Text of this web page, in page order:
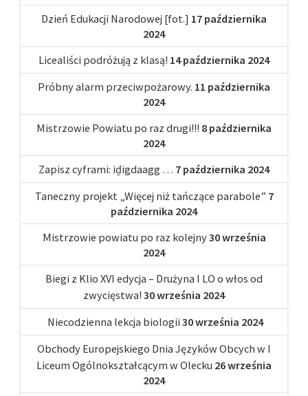
Dzień Edukacji Narodowej [fot.] 17 października
2024
Licealiści podróżują z klasą! 14 października 2024
Próbny alarm przeciwpożarowy. 11 października
2024
Mistrzowie Powiatu po raz drugi!!! 8 października
2024
Zapisz cyframi: iḏigdaagg … 7 października 2024
Taneczny projekt „Więcej niż tańczące parabole” 7
października 2024
Mistrzowie powiatu po raz kolejny30 września
2024
Biegi z Klio XVI edycja – Drużyna I LO o włos od
zwycięstwa! 30 września 2024
Niecodzienna lekcja biologii 30 września 2024
Obchody Europejskiego Dnia Języków Obcych w I
Liceum Ogólnokształcącym w Olecku 26 września
2024